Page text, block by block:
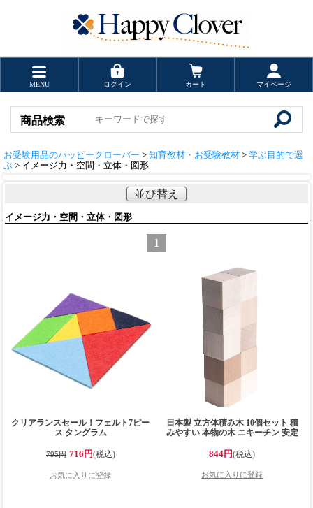
MENU ログイン カート マイページ
商品検索
お受験用品のハッピークローバー > 知育教材・お受験教材 > 学ぶ目的で選
ぶ > イメージ力・空間・立体・図形
並び替え
イメージ力・空間・立体・図形
1
クリアランスセール！フェルト7ピー
ス タングラム
795円 716円(税込)
日本製 立方体積み木 10個セット 積
みやすい 本物の木 ニキーチン 安定
教具 知育玩具 角積木 空間把握 図形
844円(税込)